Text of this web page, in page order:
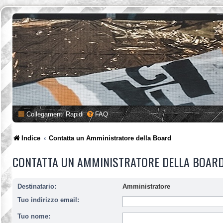
Collegamenti Rapidi FAQ
Indice Contatta un Amministratore della Board
CONTATTA UN AMMINISTRATORE DELLA
Destinatario:
Amministratore
Tuo indirizzo email:
Tuo nome: